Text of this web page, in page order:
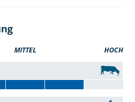
MITTEL HOCH